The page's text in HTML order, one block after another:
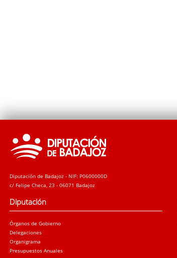
Diputación de Badajoz - NIF: P0600000D
c/ Felipe Checa, 23 - 06071 Badajoz
Diputación
Órganos de Gobierno
Delegaciones
Organigrama
Presupuestos Anuales